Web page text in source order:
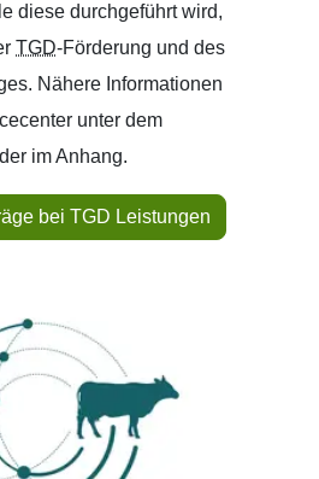
diese durchgeführt wird,
TGD-Förderung und des
Nähere Informationen
unter dem
im Anhang.
bei TGD Leistungen